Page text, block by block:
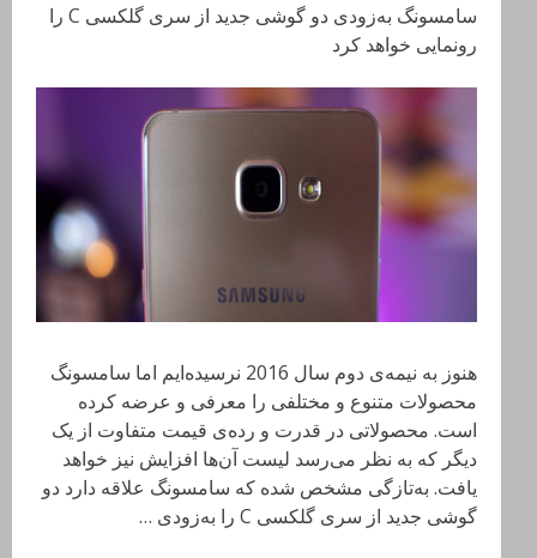
سامسونگ به‌زودی دو گوشی جدید از سری گلکسی C را
رونمایی خواهد کرد
هنوز به نیمه‌ی دوم سال 2016 نرسیده‌ایم اما سامسونگ
محصولات متنوع و مختلفی را معرفی و عرضه کرده
است. محصولاتی در قدرت و رده‌ی قیمت متفاوت از یک
دیگر که به نظر می‌رسد لیست آن‌ها افزایش نیز خواهد
یافت. به‌تازگی مشخص شده که سامسونگ علاقه دارد دو
گوشی جدید از سری گلکسی C را به‌زودی …